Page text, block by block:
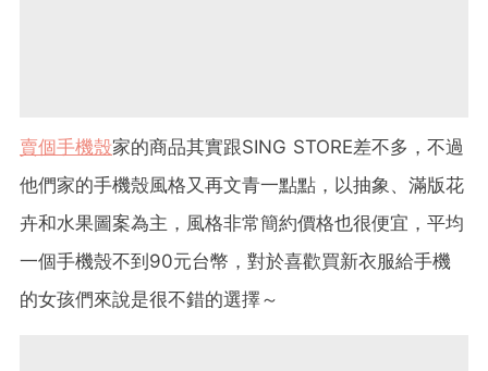
賣個手機殼家的商品其實跟SING STORE差不多，不過
他們家的手機殼風格又再文青一點點，以抽象、滿版花
卉和水果圖案為主，風格非常簡約價格也很便宜，平均
一個手機殼不到90元台幣，對於喜歡買新衣服給手機
的女孩們來說是很不錯的選擇～